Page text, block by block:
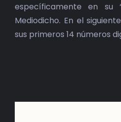
específicamente en su
Mediodicho. En el
sus primeros 14 números